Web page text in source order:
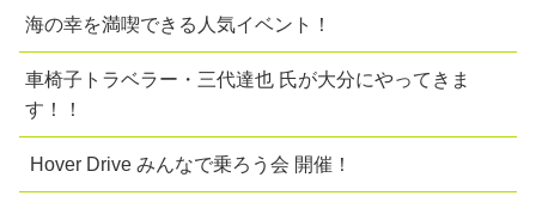
海の幸を満喫できる人気イベント！
車椅子トラベラー・三代達也 氏が大分にやってきま
す！！
Hover Drive みんなで乗ろう会 開催！